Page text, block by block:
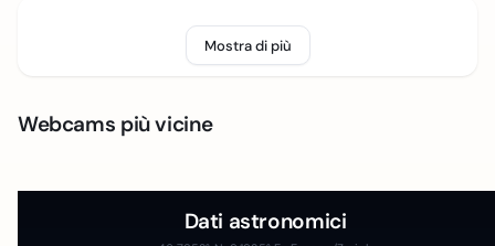
Mostra di più
Webcams più vicine
Dati astronomici